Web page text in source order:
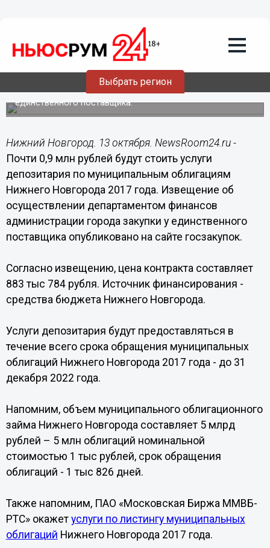
Выбрать регион
Почти 0,9 млн рублей будут стоить
услуги депозитария по
облигационному займу Нижнего
Новгорода
Департамент финансов осуществляет закупку у
единственного поставщика.
Нижний Новгород. 13 октября. NewsRoom24.ru -
Почти 0,9 млн рублей будут стоить услуги
депозитария по муниципальным облигациям
Нижнего Новгорода 2017 года. Извещение об
осуществлении департаментом финансов
администрации города закупки у единственного
поставщика опубликовано на сайте госзакупок.
Согласно извещению, цена контракта составляет
883 тыс 784 рубля. Источник финансирования -
средства бюджета Нижнего Новгорода.
Услуги депозитария будут предоставляться в
течение всего срока обращения муниципальных
облигаций Нижнего Новгорода 2017 года - до 31
декабря 2022 года.
Напомним, объем муниципального облигационного
займа Нижнего Новгорода составляет 5 млрд
рублей – 5 млн облигаций номинальной
стоимостью 1 тыс рублей, срок обращения
облигаций - 1 тыс 826 дней.
Также напомним, ПАО «Московская Биржа ММВБ-
РТС» окажет услуги по листингу муниципальных
облигаций Нижнего Новгорода 2017 года.